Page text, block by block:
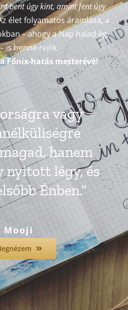
bent úgy kint, amint fent úgy
élet folyamatos áramlása, a
– ahogy a Nap halad égi
is benne rejlik.
Főnix-hatás mesterévé!
vagy
hanem
nyitott légy, és
Énben.”
Mooji